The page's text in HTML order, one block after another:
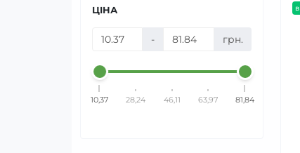
ЦІНА
- грн.
10,37 28,24 46,11 63,97 81,84